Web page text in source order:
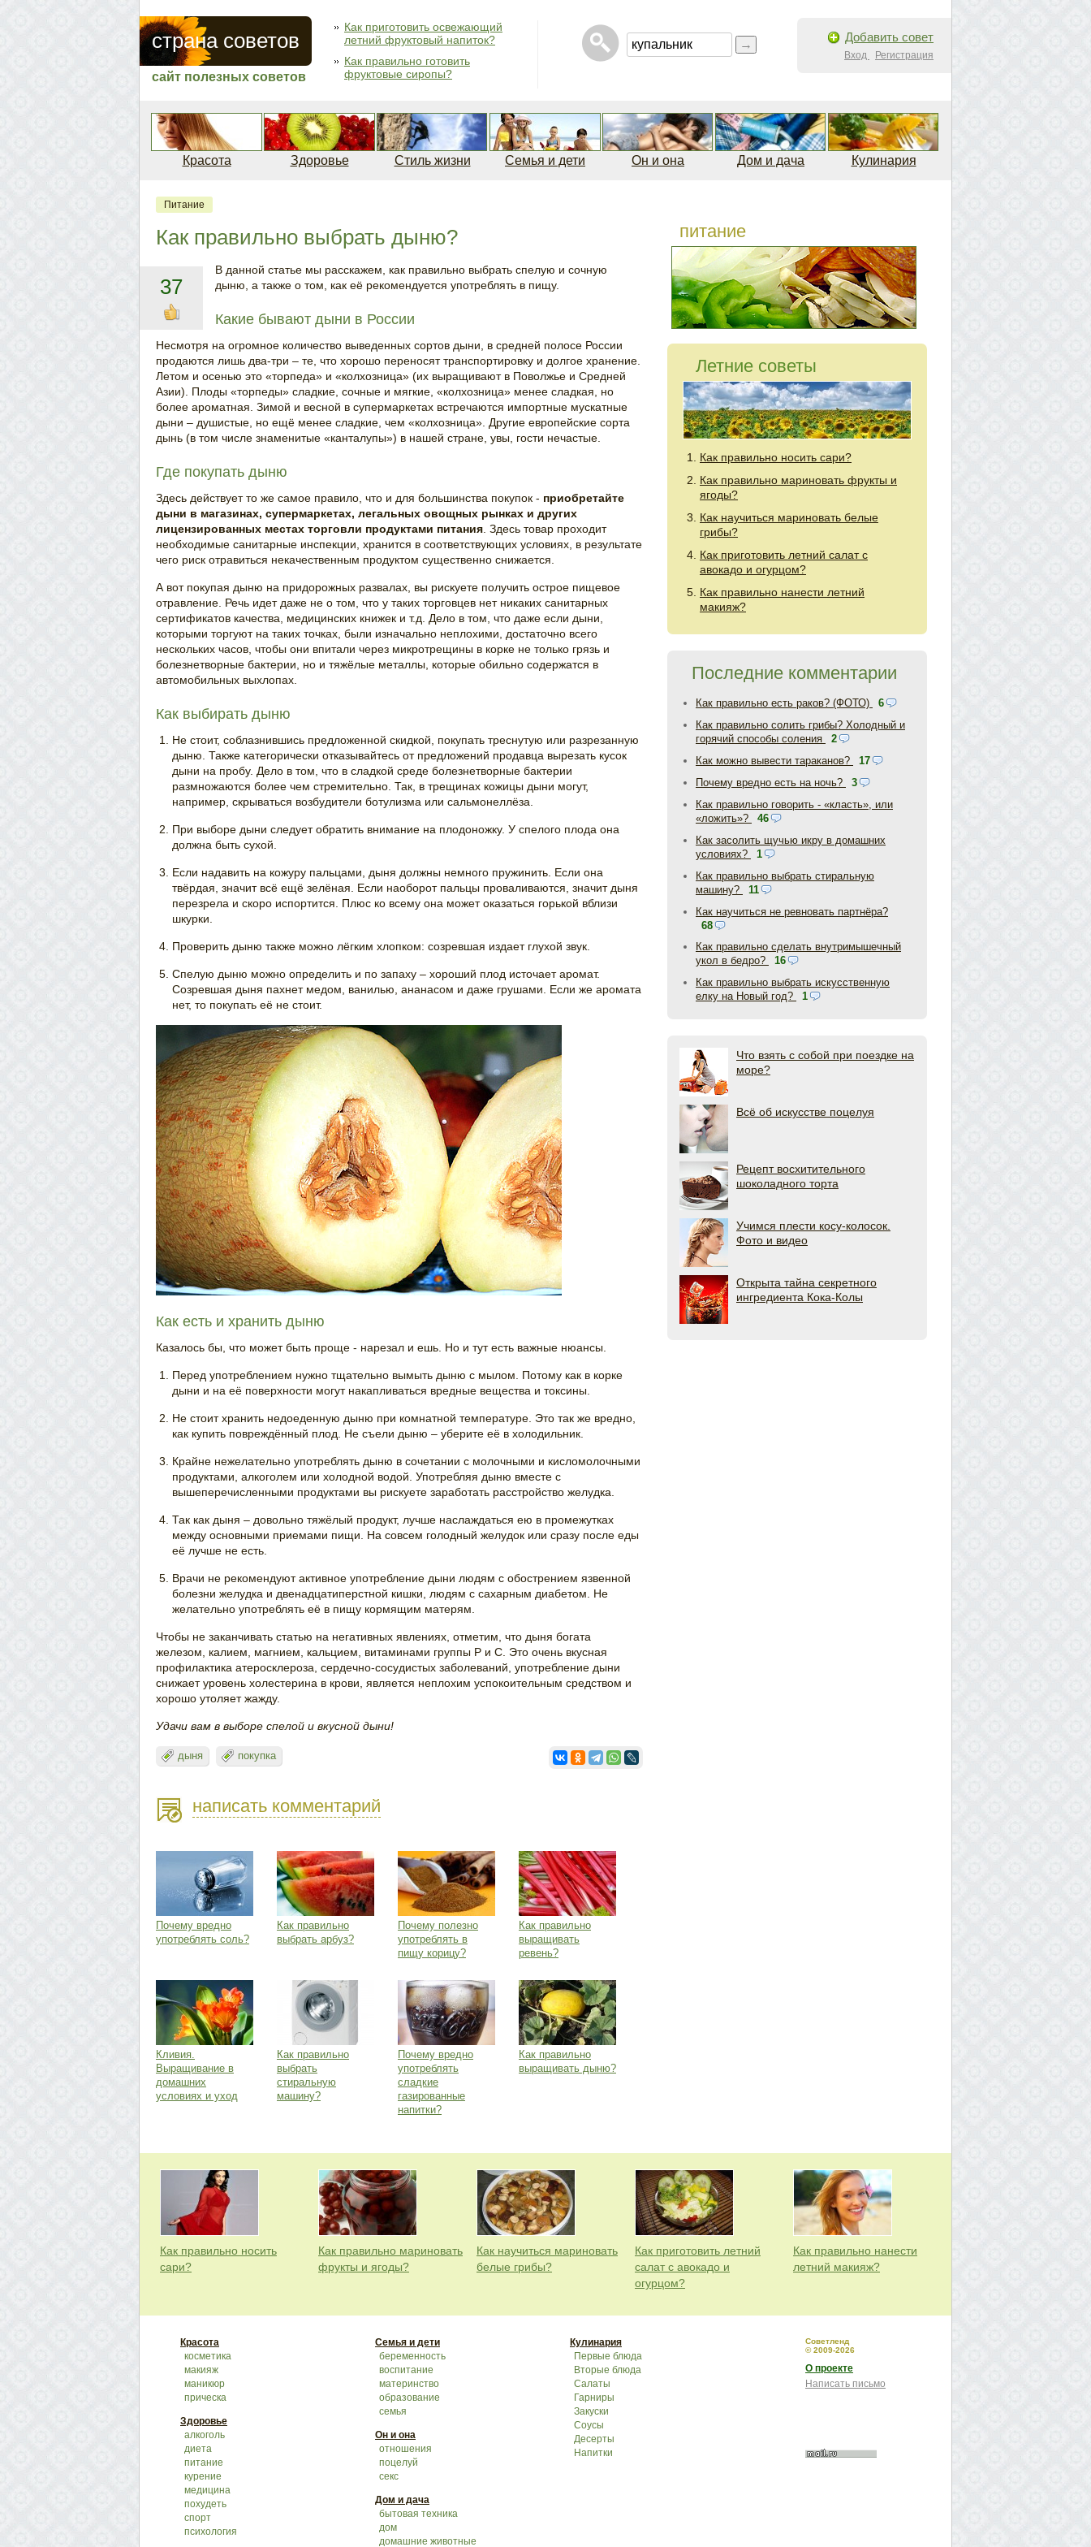
страна советов
сайт полезных советов
Как приготовить освежающий
летний фруктовый напиток?
Как правильно готовить
фруктовые сиропы?
Добавить совет
Вход Регистрация
Красота Здоровье Стиль жизни Семья и дети Он и она Дом и дача Кулинария
Питание
Как правильно выбрать дыню?
37
В данной статье мы расскажем, как правильно выбрать спелую и сочную
дыню, а также о том, как её рекомендуется употреблять в пищу.
Какие бывают дыни в России
Несмотря на огромное количество выведенных сортов дыни, в средней полосе России
продаются лишь два-три – те, что хорошо переносят транспортировку и долгое хранение.
Летом и осенью это «торпеда» и «колхозница» (их выращивают в Поволжье и Средней
Азии). Плоды «торпеды» сладкие, сочные и мягкие, «колхозница» менее сладкая, но
более ароматная. Зимой и весной в супермаркетах встречаются импортные мускатные
дыни – душистые, но ещё менее сладкие, чем «колхозница». Другие европейские сорта
дынь (в том числе знаменитые «канталупы») в нашей стране, увы, гости нечастые.
Где покупать дыню
Здесь действует то же самое правило, что и для большинства покупок - приобретайте
дыни в магазинах, супермаркетах, легальных овощных рынках и других
лицензированных местах торговли продуктами питания . Здесь товар проходит
необходимые санитарные инспекции, хранится в соответствующих условиях, в результате
чего риск отравиться некачественным продуктом существенно снижается.
А вот покупая дыню на придорожных развалах, вы рискуете получить острое пищевое
отравление. Речь идет даже не о том, что у таких торговцев нет никаких санитарных
сертификатов качества, медицинских книжек и т.д. Дело в том, что даже если дыни,
которыми торгуют на таких точках, были изначально неплохими, достаточно всего
нескольких часов, чтобы они впитали через микротрещины в корке не только грязь и
болезнетворные бактерии, но и тяжёлые металлы, которые обильно содержатся в
автомобильных выхлопах.
Как выбирать дыню
Не стоит, соблазнившись предложенной скидкой, покупать треснутую или разрезанную
дыню. Также категорически отказывайтесь от предложений продавца вырезать кусок
дыни на пробу. Дело в том, что в сладкой среде болезнетворные бактерии
размножаются более чем стремительно. Так, в трещинах кожицы дыни могут,
например, скрываться возбудители ботулизма или сальмонеллёза.
При выборе дыни следует обратить внимание на плодоножку. У спелого плода она
должна быть сухой.
Если надавить на кожуру пальцами, дыня должны немного пружинить. Если она
твёрдая, значит всё ещё зелёная. Если наоборот пальцы проваливаются, значит дыня
перезрела и скоро испортится. Плюс ко всему она может оказаться горькой вблизи
шкурки.
Проверить дыню также можно лёгким хлопком: созревшая издает глухой звук.
Спелую дыню можно определить и по запаху – хороший плод источает аромат.
Созревшая дыня пахнет медом, ванилью, ананасом и даже грушами. Если же аромата
нет, то покупать её не стоит.
Как есть и хранить дыню
Казалось бы, что может быть проще - нарезал и ешь. Но и тут есть важные нюансы.
Перед употреблением нужно тщательно вымыть дыню с мылом. Потому как в корке
дыни и на её поверхности могут накапливаться вредные вещества и токсины.
Не стоит хранить недоеденную дыню при комнатной температуре. Это так же вредно,
как купить повреждённый плод. Не съели дыню – уберите её в холодильник.
Крайне нежелательно употреблять дыню в сочетании с молочными и кисломолочными
продуктами, алкоголем или холодной водой. Употребляя дыню вместе с
вышеперечисленными продуктами вы рискуете заработать расстройство желудка.
Так как дыня – довольно тяжёлый продукт, лучше наслаждаться ею в промежутках
между основными приемами пищи. На совсем голодный желудок или сразу после еды
её лучше не есть.
Врачи не рекомендуют активное употребление дыни людям с обострением язвенной
болезни желудка и двенадцатиперстной кишки, людям с сахарным диабетом. Не
желательно употреблять её в пищу кормящим матерям.
Чтобы не заканчивать статью на негативных явлениях, отметим, что дыня богата
железом, калием, магнием, кальцием, витаминами группы Р и С. Это очень вкусная
профилактика атеросклероза, сердечно-сосудистых заболеваний, употребление дыни
снижает уровень холестерина в крови, является неплохим успокоительным средством и
хорошо утоляет жажду.
Удачи вам в выборе спелой и вкусной дыни!
дыня покупка
написать комментарий
Почему вредно
употреблять соль?
Как правильно
выбрать арбуз?
Почему полезно
употреблять в
пищу корицу?
Как правильно
выращивать
ревень?
Кливия.
Выращивание в
домашних
условиях и уход
Как правильно
выбрать
стиральную
машину?
Почему вредно
употреблять
сладкие
газированные
напитки?
Как правильно
выращивать дыню?
питание
Летние советы
Как правильно носить сари?
Как правильно мариновать фрукты и
ягоды?
Как научиться мариновать белые
грибы?
Как приготовить летний салат с
авокадо и огурцом?
Как правильно нанести летний
макияж?
Последние комментарии
Как правильно есть раков? (ФОТО)
6
Как правильно солить грибы? Холодный и
горячий способы соления
2
Как можно вывести тараканов?
17
Почему вредно есть на ночь?
3
Как правильно говорить - «класть», или
«ложить»?
46
Как засолить щучью икру в домашних
условиях?
1
Как правильно выбрать стиральную
машину?
11
Как научиться не ревновать партнёра?
68
Как правильно сделать внутримышечный
укол в бедро?
16
Как правильно выбрать искусственную
елку на Новый год?
1
Что взять с собой при поездке на
море?
Всё об искусстве поцелуя
Рецепт восхитительного
шоколадного торта
Учимся плести косу-колосок.
Фото и видео
Открыта тайна секретного
ингредиента Кока-Колы
Как правильно носить
сари?
Как правильно мариновать
фрукты и ягоды?
Как научиться мариновать
белые грибы?
Как приготовить летний
салат с авокадо и
огурцом?
Как правильно нанести
летний макияж?
Красота
косметика
макияж
маникюр
прическа
Здоровье
алкоголь
диета
питание
курение
медицина
похудеть
спорт
психология
Семья и дети
беременность
воспитание
материнство
образование
семья
Он и она
отношения
поцелуй
секс
Дом и дача
бытовая техника
дом
домашние животные
Кулинария
Первые блюда
Вторые блюда
Салаты
Гарниры
Закуски
Соусы
Десерты
Напитки
Советленд
© 2009-2026
О проекте
Написать письмо